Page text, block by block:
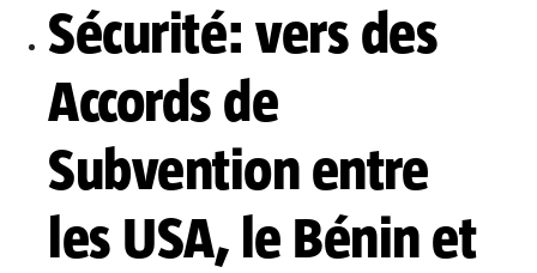
Sécurité: vers des
Accords de
Subvention entre
les USA, le Bénin et